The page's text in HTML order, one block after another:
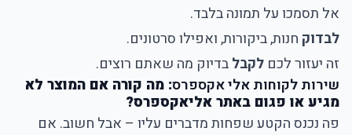
אל תסמכו על תמונה בלבד.
לבדוק חנות, ביקורות, ואפילו סרטונים.
זה יעזור לכם לקבלבדיוק מה שאתם רוצים.
שירות לקוחות אלי אקספרס: מה קורה אם המוצר לא
מגיע או פגום באתר אליאקספרס?
פה נכנס הקטע שפחות מדברים עליו – אבל חשוב. אם